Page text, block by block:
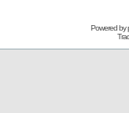
Powered by